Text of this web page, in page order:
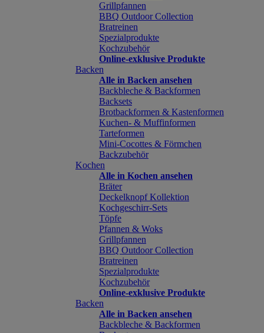
Grillpfannen
BBQ Outdoor Collection
Bratreinen
Spezialprodukte
Kochzubehör
Online-exklusive Produkte
Backen
Alle in Backen ansehen
Backbleche & Backformen
Backsets
Brotbackformen & Kastenformen
Kuchen- & Muffinformen
Tarteformen
Mini-Cocottes & Förmchen
Backzubehör
Kochen
Alle in Kochen ansehen
Bräter
Deckelknopf Kollektion
Kochgeschirr-Sets
Töpfe
Pfannen & Woks
Grillpfannen
BBQ Outdoor Collection
Bratreinen
Spezialprodukte
Kochzubehör
Online-exklusive Produkte
Backen
Alle in Backen ansehen
Backbleche & Backformen